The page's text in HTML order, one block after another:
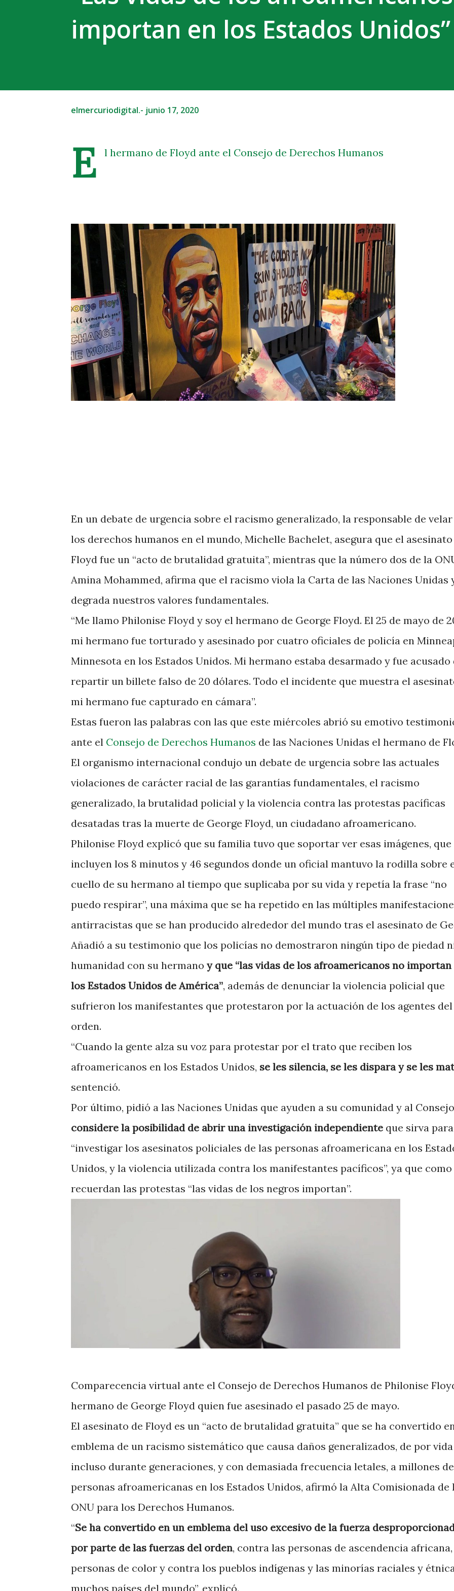
importan en los Estados Unidos”
elmercuriodigital.- junio 17, 2020
E l hermano de Floyd ante el Consejo de Derechos Humanos
En un debate de urgencia sobre el racismo generalizado, la responsable de
los derechos humanos en el mundo, Michelle Bachelet, asegura que el asesinato
Floyd fue un “acto de brutalidad gratuita”, mientras que la número dos de la
Amina Mohammed, afirma que el racismo viola la Carta de las Naciones Unidas
degrada nuestros valores fundamentales.
“Me llamo Philonise Floyd y soy el hermano de George Floyd. El 25 de mayo de
mi hermano fue torturado y asesinado por cuatro oficiales de policía en
Minnesota en los Estados Unidos. Mi hermano estaba desarmado y fue acusado
repartir un billete falso de 20 dólares. Todo el incidente que muestra el
mi hermano fue capturado en cámara”.
Estas fueron las palabras con las que este miércoles abrió su emotivo
ante el Consejo de Derechos Humanos de las Naciones Unidas el hermano de
El organismo internacional condujo un debate de urgencia sobre las actuales
violaciones de carácter racial de las garantías fundamentales, el racismo
generalizado, la brutalidad policial y la violencia contra las protestas pacíficas
desatadas tras la muerte de George Floyd, un ciudadano afroamericano.
Philonise Floyd explicó que su familia tuvo que soportar ver esas imágenes, que
incluyen los 8 minutos y 46 segundos donde un oficial mantuvo la rodilla sobre
cuello de su hermano al tiempo que suplicaba por su vida y repetía la frase “no
puedo respirar”, una máxima que se ha repetido en las múltiples
antirracistas que se han producido alrededor del mundo tras el asesinato de
Añadió a su testimonio que los policías no demostraron ningún tipo de piedad
humanidad con su hermano y que “las vidas de los afroamericanos no importan
los Estados Unidos de América”, además de denunciar la violencia policial que
sufrieron los manifestantes que protestaron por la actuación de los agentes del
orden.
“Cuando la gente alza su voz para protestar por el trato que reciben los
afroamericanos en los Estados Unidos, se les silencia, se les dispara y se les
sentenció.
Por último, pidió a las Naciones Unidas que ayuden a su comunidad y al
considere la posibilidad de abrir una investigación independiente que sirva para
“investigar los asesinatos policiales de las personas afroamericana en los
Unidos, y la violencia utilizada contra los manifestantes pacíficos”, ya que como
recuerdan las protestas “las vidas de los negros importan”.
Comparecencia virtual ante el Consejo de Derechos Humanos de Philonise
hermano de George Floyd quien fue asesinado el pasado 25 de mayo.
El asesinato de Floyd es un “acto de brutalidad gratuita” que se ha convertido
emblema de un racismo sistemático que causa daños generalizados, de por vida
incluso durante generaciones, y con demasiada frecuencia letales, a millones de
personas afroamericanas en los Estados Unidos, afirmó la Alta Comisionada de
ONU para los Derechos Humanos.
“Se ha convertido en un emblema del uso excesivo de la fuerza
por parte de las fuerzas del orden, contra las personas de ascendencia
personas de color y contra los pueblos indígenas y las minorías raciales y
muchos países del mundo”, explicó.